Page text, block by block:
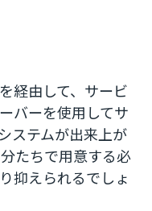
経由して、サービ
バーを使用してサ
ステムが出来上が
たちで用意する必
抑えられるでしょ